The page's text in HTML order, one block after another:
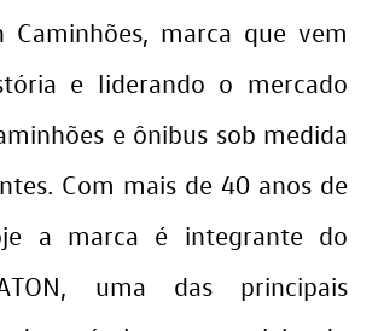
Caminhões, marca que vem
e liderando o mercado
e ônibus sob medida
Com mais de 40 anos de
a marca é integrante do
uma das principais